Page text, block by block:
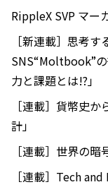
RippleX SVP マー
［新連載］思考
SNS“Moltbook”
力と課題とは⁉」
［連載］貨幣史
計」
［連載］世界の暗
［連載］Tech